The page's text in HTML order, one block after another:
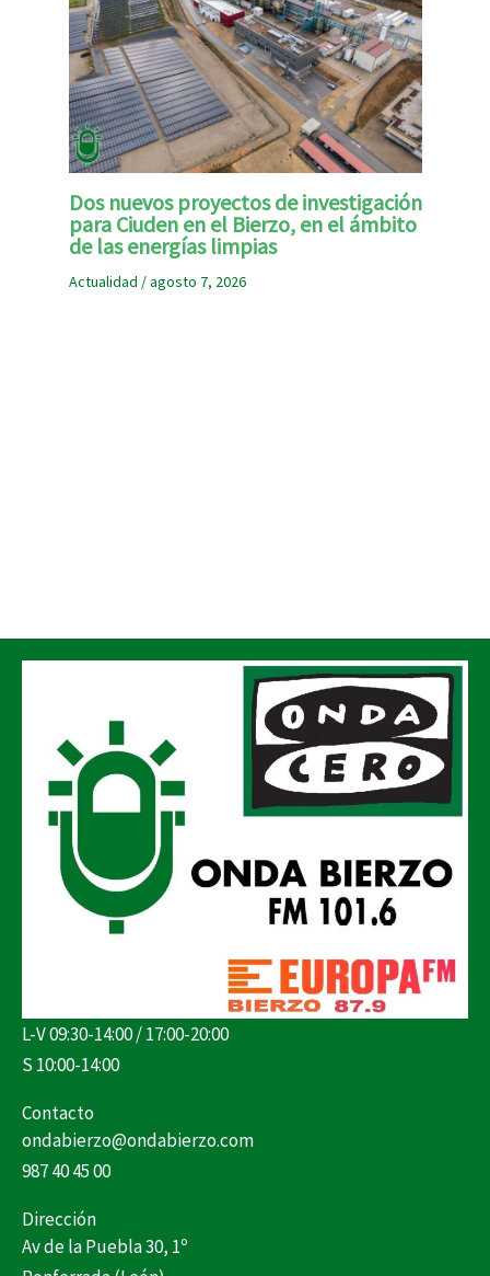
Dos nuevos proyectos de investigación
para Ciuden en el Bierzo, en el ámbito
de las energías limpias
Actualidad /agosto 7, 2026
L-V 09:30-14:00 / 17:00-20:00
S 10:00-14:00
Contacto
ondabierzo@ondabierzo.com
987 40 45 00
Dirección
Av de la Puebla 30, 1º